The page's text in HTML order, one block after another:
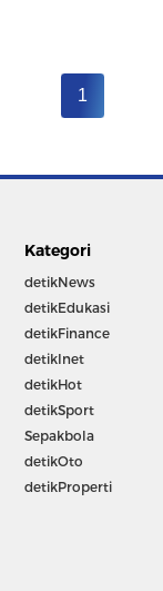
1
Kategori
detikNews
detikEdukasi
detikFinance
detikInet
detikHot
detikSport
Sepakbola
detikOto
detikProperti